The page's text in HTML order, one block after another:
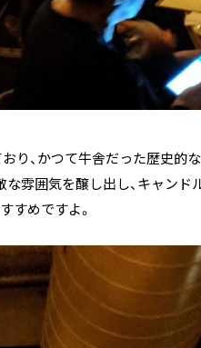
おり、かつて牛舎だった歴史的
雰囲気を醸し出し、キャンド
すめですよ。